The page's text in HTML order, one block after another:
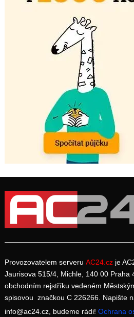
Provozovatelem serveru AC24.cz je
Jaurisova 515/4, Michle, 140 00
obchodním rejstříku vedeném
spisovou značkou C 226266. Napište
info@ac24.cz, budeme rádi! Ochrana